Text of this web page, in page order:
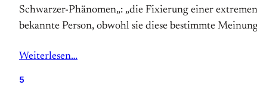
Schwarzer-Phänomen„: „die Fixierung einer
bekannte Person, obwohl sie diese bestimmte
Weiterlesen…
5